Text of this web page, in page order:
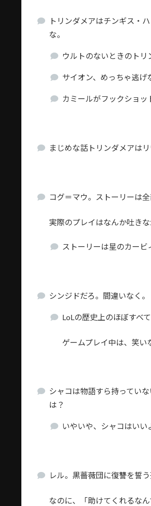
トリンダメアはチンギス・
な。
ウルトのないときのトリ
サイオン、めっちゃ逃げ
カミールがフックショッ
まじめな話トリンダメアは
コグ＝マウ。ストーリーは
実際のプレイはなんか吐きな
ストーリーは星のカービ
シンジドだろ。間違いなく。
LoLの歴史上のほぼすべ
ゲームプレイ中は、笑い
シャコは物語すら持ってい
は？
いやいや、シャコはいい
レル。黒薔薇団に復讐を誓
なのに、「助けてくれるな